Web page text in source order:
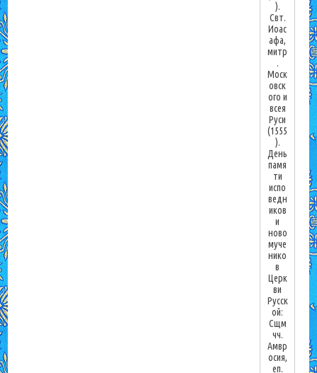
).
Свт.
Иоас
афа,
митр
.
Моск
овск
ого и
всея
Руси
(1555
).
День
памя
ти
испо
ведн
иков
и
ново
муче
нико
в
Церк
ви
Русск
ой:
Сщм
чч.
Амвр
осия,
еп.